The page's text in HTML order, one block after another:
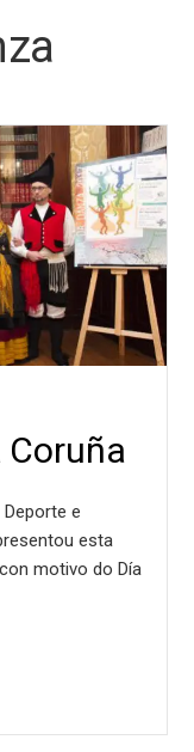
Coruña
e
esta
motivo do Día